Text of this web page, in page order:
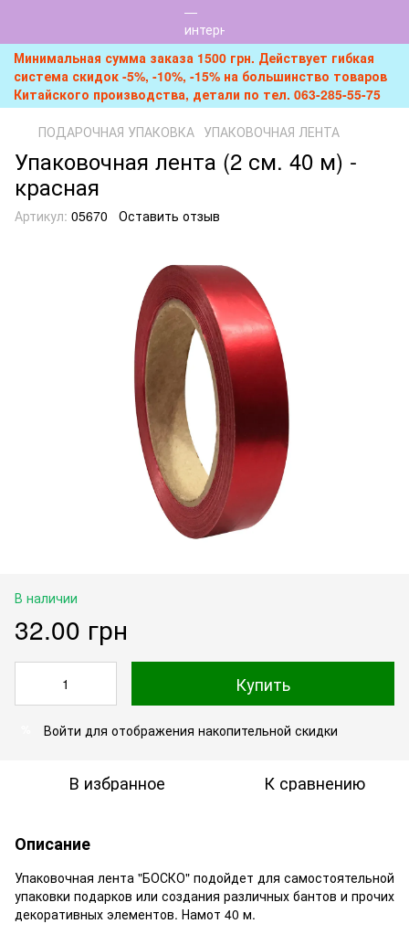
Минимальная сумма заказа 1500 грн. Действует гибкая
система скидок -5%, -10%, -15% на большинство товаров
Китайского производства, детали по тел. 063-285-55-75
ПОДАРОЧНАЯ УПАКОВКА УПАКОВОЧНАЯ ЛЕНТА
Упаковочная лента (2 см. 40 м) -
красная
Артикул: 05670 Оставить отзыв
В наличии
32.00 грн
Купить
Войти для отображения накопительной скидки
В избранное К сравнению
Описание
Упаковочная лента "БОСКО" подойдет для самостоятельной
упаковки подарков или создания различных бантов и прочих
декоративных элементов. Намот 40 м.